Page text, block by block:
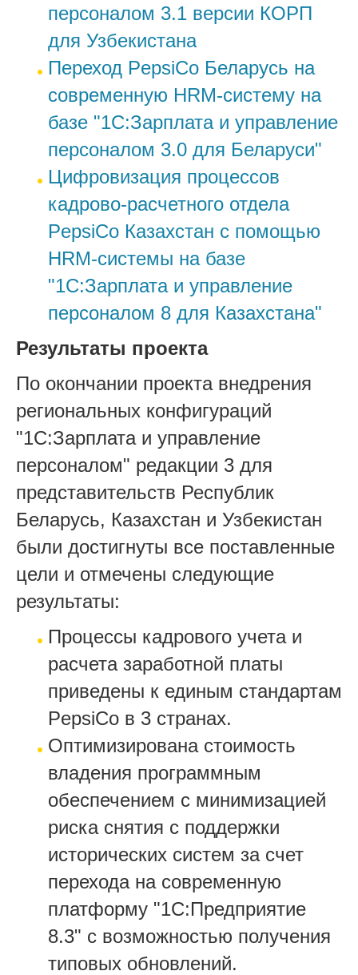
персоналом 3.1 версии КОРП
для Узбекистана
Переход PepsiCo Беларусь на
современную HRM-систему на
базе "1С:Зарплата и управление
персоналом 3.0 для Беларуси"
Цифровизация процессов
кадрово-расчетного отдела
PepsiCo Казахстан с помощью
HRM-системы на базе
"1С:Зарплата и управление
персоналом 8 для Казахстана"
Результаты проекта
По окончании проекта внедрения
региональных конфигураций
"1С:Зарплата и управление
персоналом" редакции 3 для
представительств Республик
Беларусь, Казахстан и Узбекистан
были достигнуты все поставленные
цели и отмечены следующие
результаты:
Процессы кадрового учета и
расчета заработной платы
приведены к единым стандартам
PepsiCo в 3 странах.
Оптимизирована стоимость
владения программным
обеспечением с минимизацией
риска снятия с поддержки
исторических систем за счет
перехода на современную
платформу "1С:Предприятие
8.3" с возможностью получения
типовых обновлений.